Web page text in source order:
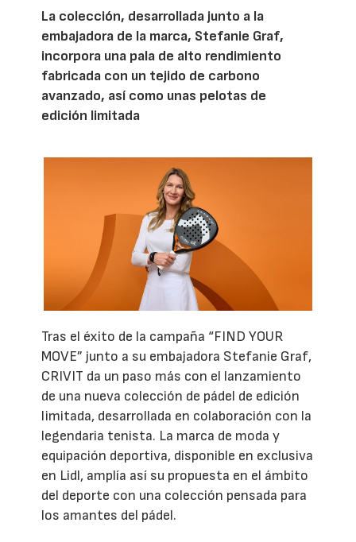
La colección, desarrollada junto a la
embajadora de la marca, Stefanie Graf,
incorpora una pala de alto rendimiento
fabricada con un tejido de carbono
avanzado, así como unas pelotas de
edición limitada
Tras el éxito de la campaña “FIND YOUR
MOVE” junto a su embajadora Stefanie Graf,
CRIVIT da un paso más con el lanzamiento
de una nueva colección de pádel de edición
limitada, desarrollada en colaboración con la
legendaria tenista. La marca de moda y
equipación deportiva, disponible en exclusiva
en Lidl, amplía así su propuesta en el ámbito
del deporte con una colección pensada para
los amantes del pádel.